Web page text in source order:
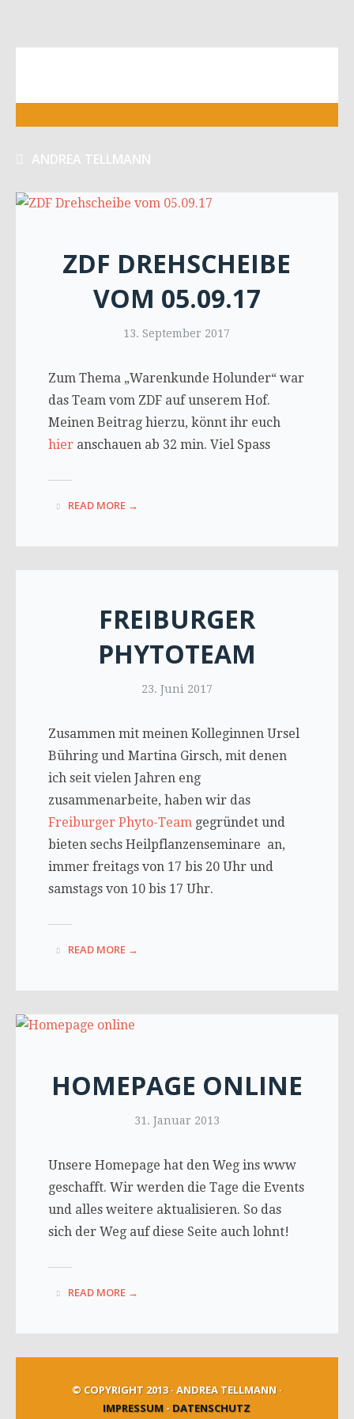
ANDREA TELLMANN
ZDF DREHSCHEIBE
VOM 05.09.17
13. September 2017
Zum Thema „Warenkunde Holunder“ war
das Team vom ZDF auf unserem Hof.
Meinen Beitrag hierzu, könnt ihr euch
hieranschauen ab 32 min. Viel Spass
READ MORE →
FREIBURGER
PHYTOTEAM
23. Juni 2017
Zusammen mit meinen Kolleginnen Ursel
Bühring und Martina Girsch, mit denen
ich seit vielen Jahren eng
zusammenarbeite, haben wir das
Freiburger Phyto-Teamgegründet und
bieten sechs Heilpflanzenseminare an,
immer freitags von 17 bis 20 Uhr und
samstags von 10 bis 17 Uhr.
READ MORE →
HOMEPAGE ONLINE
31. Januar 2013
Unsere Homepage hat den Weg ins www
geschafft. Wir werden die Tage die Events
und alles weitere aktualisieren. So das
sich der Weg auf diese Seite auch lohnt!
READ MORE →
© COPYRIGHT 2013 · ANDREA TELLMANN ·
IMPRESSUM - DATENSCHUTZ